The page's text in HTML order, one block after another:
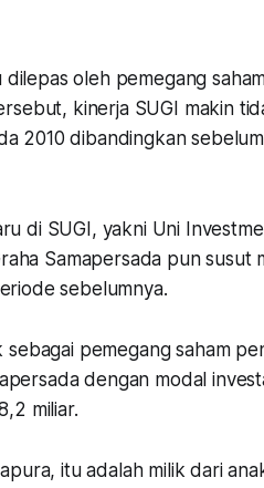
dilepas oleh pemegang
kinerja SUGI makin
2010 dibandingkan
di SUGI, yakni Uni
Samapersada pun susut
sebelumnya.
pemegang saham
dengan modal
miliar.
itu adalah milik dari